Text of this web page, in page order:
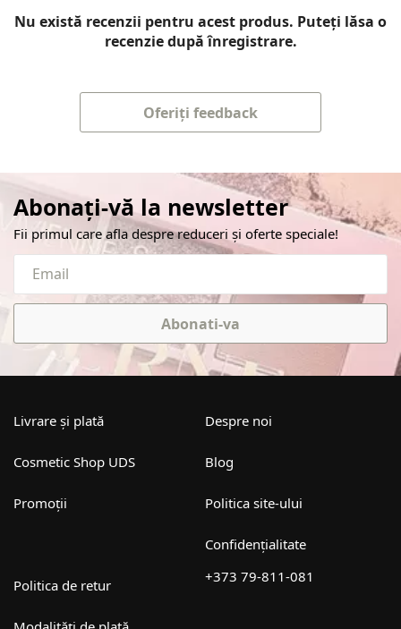
Nu există recenzii pentru acest produs. Puteți lăsa o
recenzie după înregistrare.
Oferiți feedback
Abonați-vă la newsletter
Fii primul care afla despre reduceri și oferte speciale!
Abonati-va
Livrare și plată
Cosmetic Shop UDS
Promoții
Despre noi
Blog
Politica site-ului
Confidențialitate
Politica de retur +373 79-811-081